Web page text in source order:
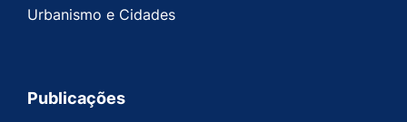
Urbanismo e Cidades
Publicações